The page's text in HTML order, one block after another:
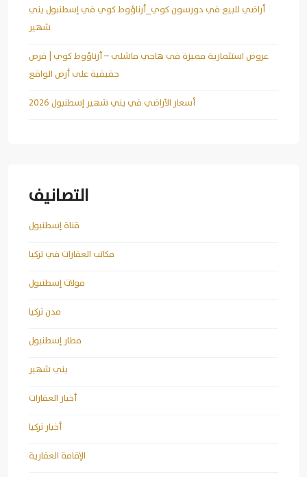
أراضي للبيع في دورسون كوي_أرناؤوط كوي في إسطنبول يني
شهير
عروض استثمارية مميزة في هاجي ماشلي – أرناؤوط كوي | فرص
حقيقية على أرض الواقع
أسعار الأراضي في يني شهير إسطنبول 2026
التصانيف
قناة إسطنبول
مكاتب العقارات في تركيا
مولات إسطنبول
مدن تركيا
مطار إسطنبول
يني شهير
أخبار العقارات
أخبار تركيا
الإقامة العقارية